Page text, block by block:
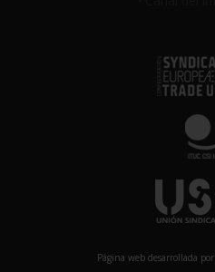
Página web desarrollada por